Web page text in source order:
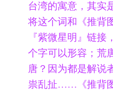
台湾的寓意，其实
将这个词和《推背
『紫微星明』链接
个字可以形容；荒
唐？因为都是解说
祟乱扯……《推背